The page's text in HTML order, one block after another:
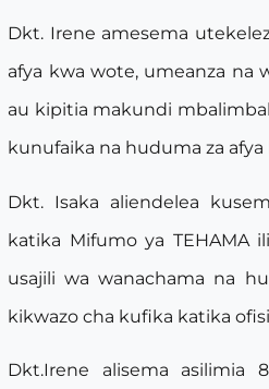
Dkt. Irene amesema
afya kwa wote, umeanza na
au kipitia makundi
kunufaika na huduma za
Dkt. Isaka aliendelea
katika Mifumo ya TEHAMA
usajili wa wanachama na
kikwazo cha kufika katika
Dkt.Irene alisema asilimia